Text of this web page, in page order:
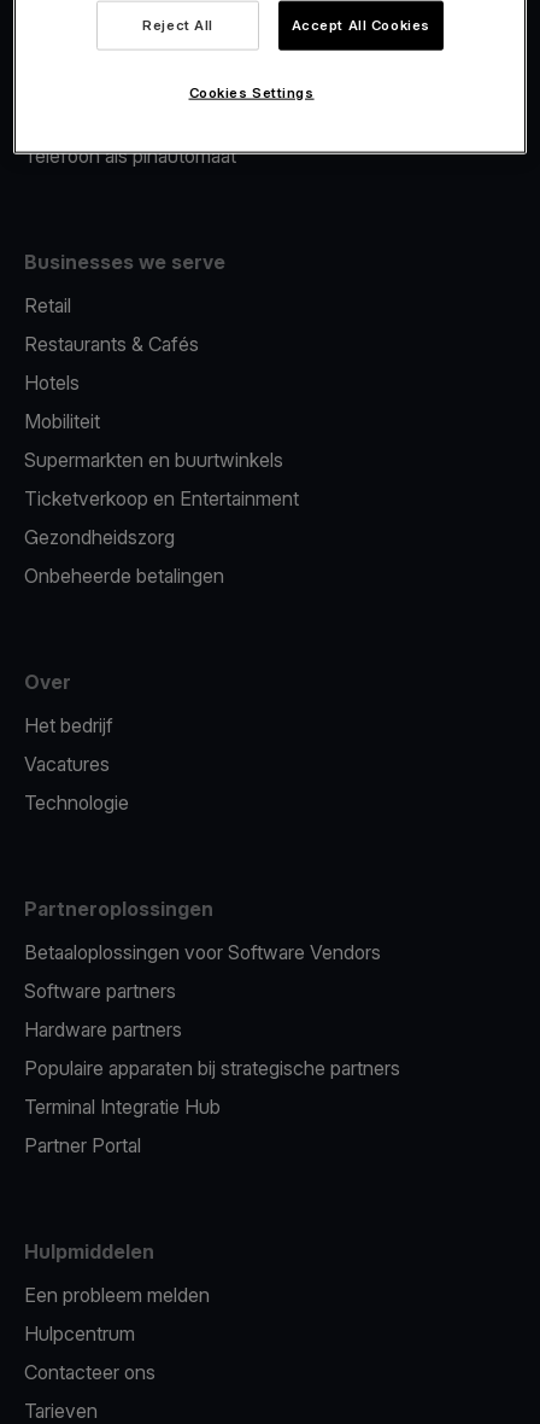
Merchant Advance
Telefoon als pinautomaat
Businesses we serve
Retail
Restaurants & Cafés
Hotels
Mobiliteit
Supermarkten en buurtwinkels
Ticketverkoop en Entertainment
Gezondheidszorg
Onbeheerde betalingen
Over
Het bedrijf
Vacatures
Technologie
Partneroplossingen
Betaaloplossingen voor Software Vendors
Software partners
Hardware partners
Populaire apparaten bij strategische partners
Terminal Integratie Hub
Partner Portal
Hulpmiddelen
Een probleem melden
Hulpcentrum
Contacteer ons
Tarieven
Reject All Accept All Cookies
Cookies Settings